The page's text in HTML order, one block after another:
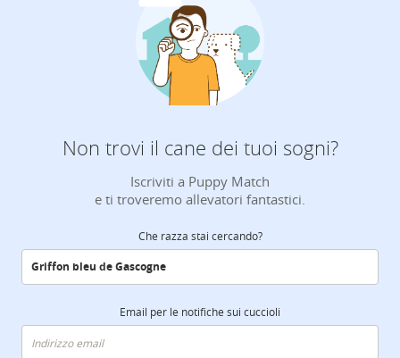
Non trovi il cane dei tuoi sogni?
Iscriviti a Puppy Match
e ti troveremo allevatori fantastici.
Che razza stai cercando?
Email per le notifiche sui cuccioli